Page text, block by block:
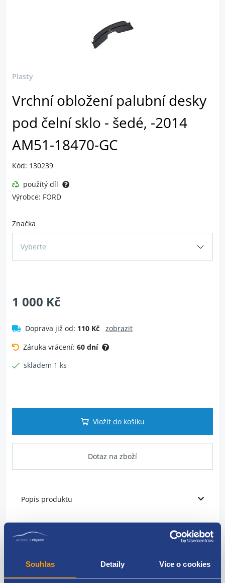
Souhlas Detaily Více o cookies
Plasty
Vrchní obložení palubní desky
pod čelní sklo - šedé, -2014
AM51-18470-GC
Kód: 130239
použitý díl
Výrobce: FORD
Značka
Vyberte
1 000 Kč
Doprava již od: 110 Kč
zobrazit
Záruka vrácení: 60 dní
skladem 1 ks
Vložit do košíku
Dotaz na zboží
Popis produktu
Vrchní obložení palubní desky pod čelní sklo
vyrobeno do: 07/2014